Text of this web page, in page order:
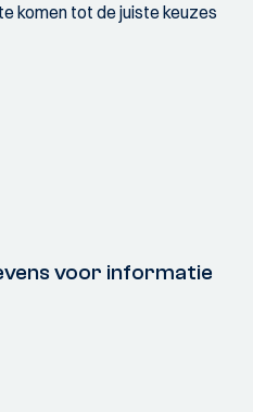
komen tot de juiste keuzes
voor informatie